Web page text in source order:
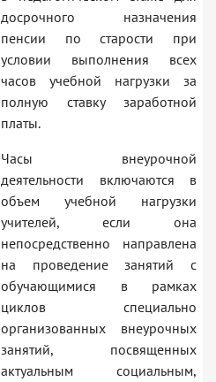
досрочного назначения
пенсии по старости при
условии выполнения всех
часов учебной нагрузки за
полную ставку заработной
платы.
Часы внеурочной
деятельности включаются в
объем учебной нагрузки
учителей, если она
непосредственно направлена
на проведение занятий с
обучающимися в рамках
циклов специально
организованных внеурочных
занятий, посвященных
актуальным социальным,